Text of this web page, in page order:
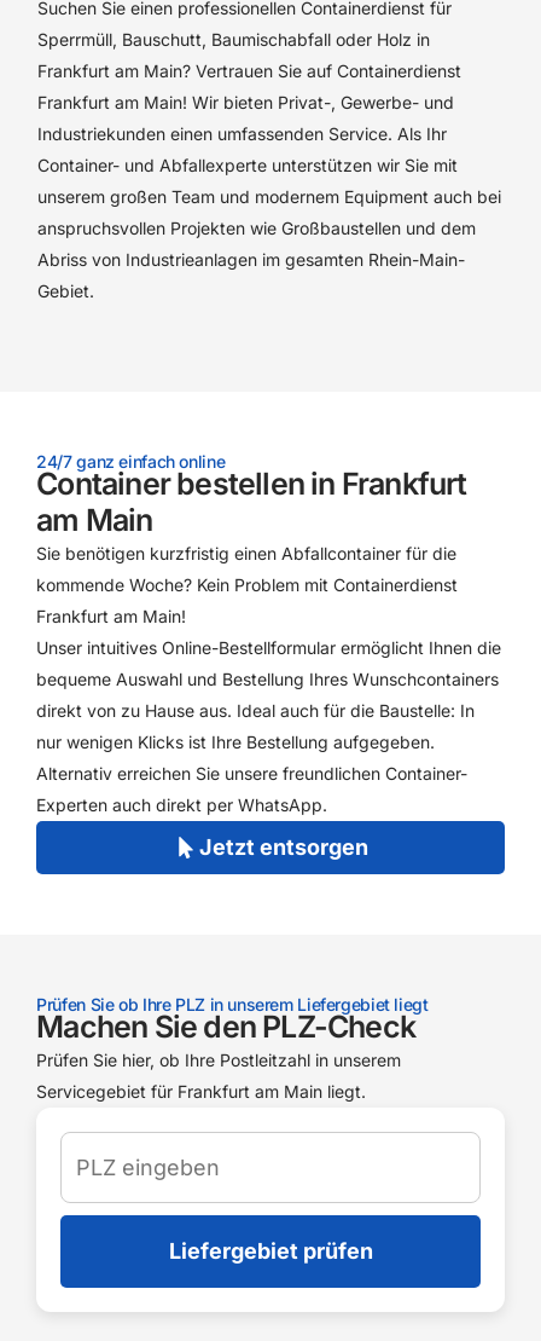
Suchen Sie einen professionellen Containerdienst für
Sperrmüll, Bauschutt, Baumischabfall oder Holz in
Frankfurt am Main? Vertrauen Sie auf Containerdienst
Frankfurt am Main! Wir bieten Privat-, Gewerbe- und
Industriekunden einen umfassenden Service. Als Ihr
Container- und Abfallexperte unterstützen wir Sie mit
unserem großen Team und modernem Equipment auch bei
anspruchsvollen Projekten wie Großbaustellen und dem
Abriss von Industrieanlagen im gesamten Rhein-Main-
Gebiet.
24/7 ganz einfach online
Container bestellen in Frankfurt
am Main
Sie benötigen kurzfristig einen Abfallcontainer für die
kommende Woche? Kein Problem mit Containerdienst
Frankfurt am Main!
Unser intuitives Online-Bestellformular ermöglicht Ihnen die
bequeme Auswahl und Bestellung Ihres Wunschcontainers
direkt von zu Hause aus. Ideal auch für die Baustelle: In
nur wenigen Klicks ist Ihre Bestellung aufgegeben.
Alternativ erreichen Sie unsere freundlichen Container-
Experten auch direkt per WhatsApp.
Jetzt entsorgen
Prüfen Sie ob Ihre PLZ in unserem Liefergebiet liegt
Machen Sie den PLZ-Check
Prüfen Sie hier, ob Ihre Postleitzahl in unserem
Servicegebiet für Frankfurt am Main liegt.
Liefergebiet prüfen